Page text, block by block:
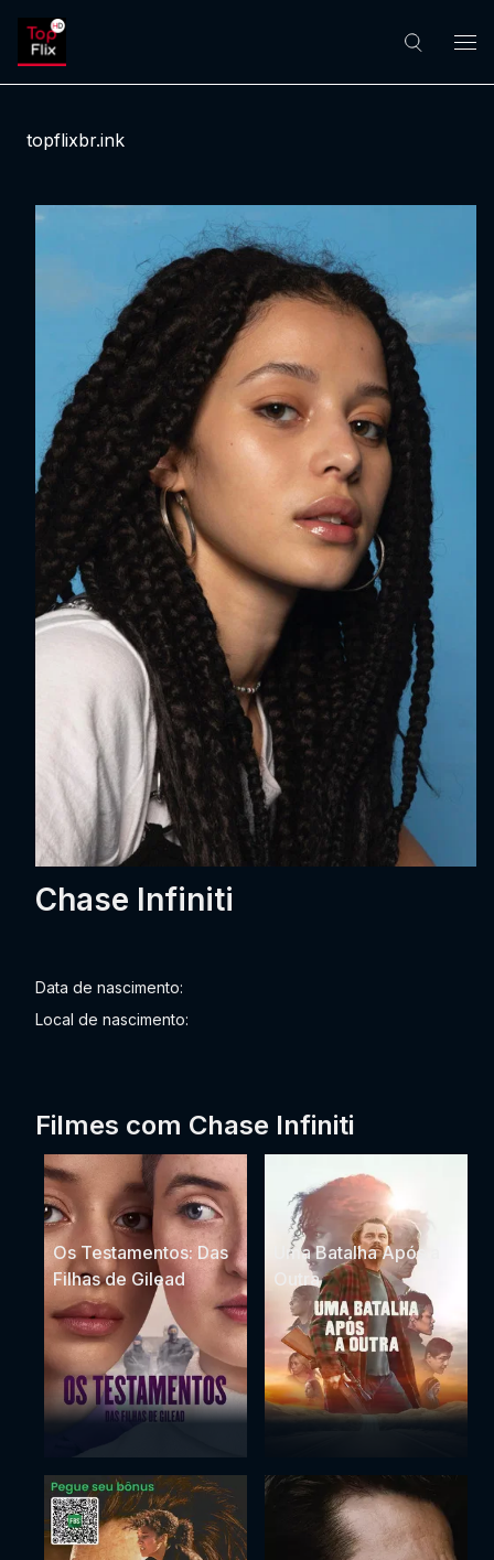
topflixbr.ink
Chase Infiniti
Data de nascimento:
Local de nascimento:
Filmes com Chase Infiniti
Os Testamentos: Das
Filhas de Gilead
Uma Batalha Após a
Outra